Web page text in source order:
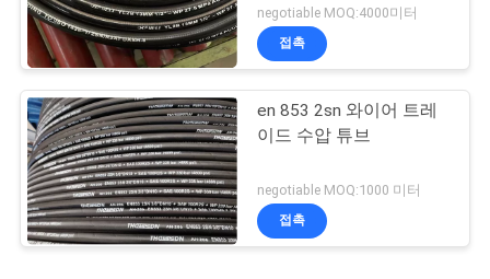
negotiable MOQ:4000미터
접촉
en 853 2sn 와이어 트레
이드 수압 튜브
negotiable MOQ:1000 미터
접촉